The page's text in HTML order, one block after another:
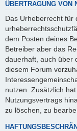
ÜBERTRAGUNG VON
Das Urheberrecht für
dem Posten deines
Betreiber aber das
dauerhaft, auch über
diesem Forum
nutzen. Zusätzlich
Nutzungsvertrags
zu löschen, zu